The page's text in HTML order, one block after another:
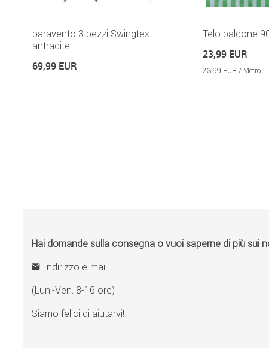
paravento 3 pezzi Swingtex
antracite
69,99 EUR
Telo balcone
23,99 EUR
23,99 EUR / Metro
Hai domande sulla consegna o vuoi saperne di più sui
Indirizzo e-mail
(Lun.-Ven. 8-16 ore)
Siamo felici di aiutarvi!